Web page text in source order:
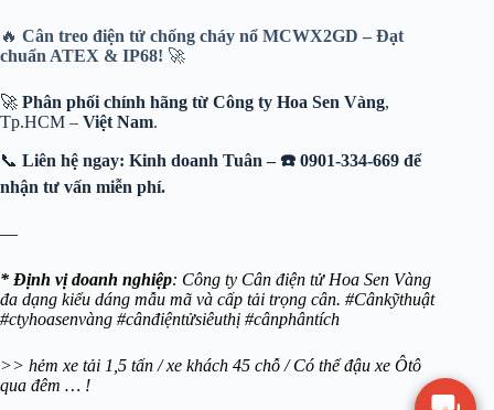
🔥 Cân treo điện tử chống cháy nổ MCWX2GD – Đạt
chuẩn ATEX & IP68! 🚀
🚀 Phân phối chính hãng từ Công ty Hoa Sen Vàng,
Tp.HCM – Việt Nam.
📞 Liên hệ ngay: Kinh doanh Tuân – ☎️ 0901-334-669 để
nhận tư vấn miễn phí.
—
* Định vị doanh nghiệp: Công ty Cân điện tử Hoa Sen Vàng
đa dạng kiểu dáng mẫu mã và cấp tải trọng cân. #Cânkỹthuật
#ctyhoasenvàng #cânđiệntửsiêuthị #cânphântích
>> hẻm xe tải 1,5 tấn / xe khách 45 chỗ / Có thể đậu xe Ôtô
qua đêm … !